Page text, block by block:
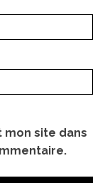
mon site dans